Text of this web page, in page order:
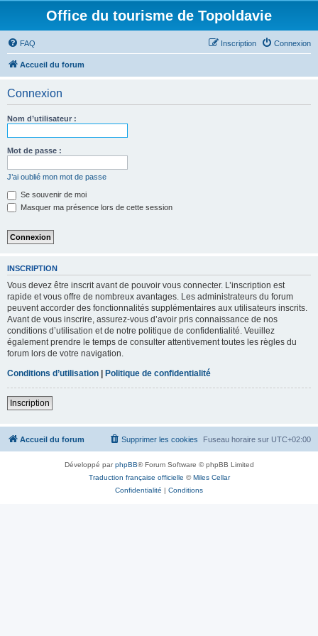
Office du tourisme de Topoldavie
FAQ Connexion
Inscription
Accueil du forum
Connexion
Nom d’utilisateur :
Mot de passe :
J’ai oublié mon mot de passe
Se souvenir de moi
Masquer ma présence lors de cette session
INSCRIPTION
Vous devez être inscrit avant de pouvoir vous connecter. L’inscription est
rapide et vous offre de nombreux avantages. Les administrateurs du forum
peuvent accorder des fonctionnalités supplémentaires aux utilisateurs inscrits.
Avant de vous inscrire, assurez-vous d’avoir pris connaissance de nos
conditions d’utilisation et de notre politique de confidentialité. Veuillez
également prendre le temps de consulter attentivement toutes les règles du
forum lors de votre navigation.
Conditions d’utilisation | Politique de confidentialité
Inscription
Accueil du forum Fuseau horaire sur UTC+02:00
Supprimer les cookies
Développé parphpBB® Forum Software © phpBB Limited
Traduction française officielle ©Miles Cellar
Confidentialité | Conditions